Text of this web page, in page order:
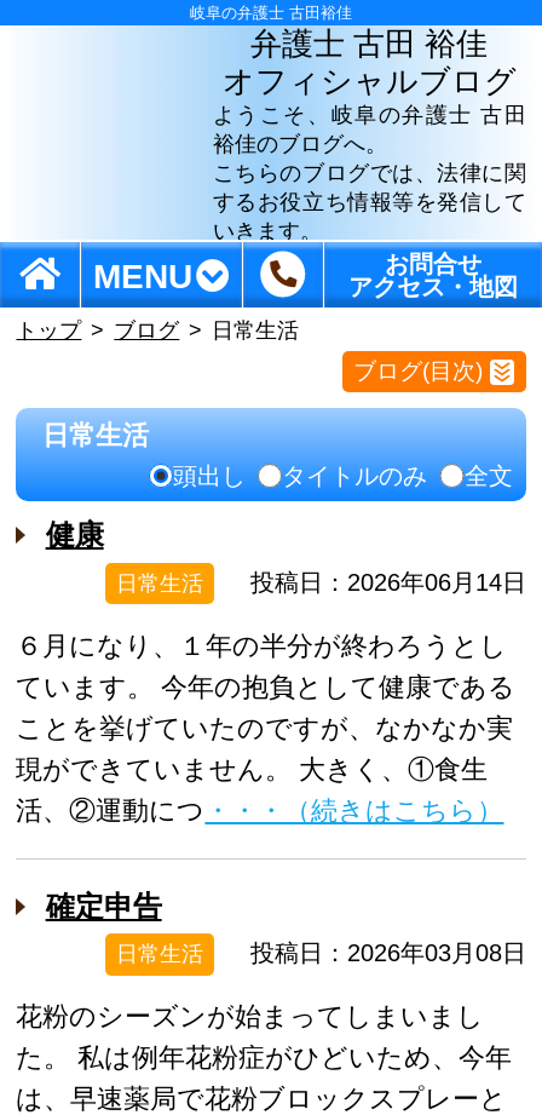
岐阜の弁護士 古田裕佳
弁護士 古田 裕佳
オフィシャルブログ
ようこそ、岐阜の弁護士 古田
裕佳のブログへ。
こちらのブログでは、法律に関
するお役立ち情報等を発信して
いきます。
MENU
お問合せ
アクセス・地図
トップ ブログ 日常生活
ブログ(目次)
日常生活
頭出し タイトルのみ 全文
健康
日常生活 投稿日：2026年06月14日
６月になり、１年の半分が終わろうとし
ています。 今年の抱負として健康である
ことを挙げていたのですが、なかなか実
現ができていません。 大きく、①食生
活、②運動につ ・・・（続きはこちら）
確定申告
日常生活 投稿日：2026年03月08日
花粉のシーズンが始まってしまいまし
た。 私は例年花粉症がひどいため、今年
は、早速薬局で花粉ブロックスプレーと